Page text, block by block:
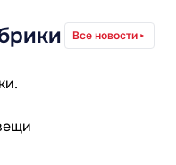
Все новости